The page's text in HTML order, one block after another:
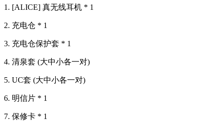
1. [ALICE] 真无线耳机 * 1
2. 充电仓 * 1
3. 充电仓保护套 * 1
4. 清泉套 (大中小各一对)
5. UC套 (大中小各一对)
6. 明信片 * 1
7. 保修卡 * 1